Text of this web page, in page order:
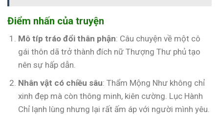
Điểm nhấn của truyện
Mô típ tráo đổi thân phận: Câu chuyện về một cô
gái thôn dã trở thành đích nữ Thượng Thư phủ tạo
nên sự hấp dẫn.
Nhân vật có chiều sâu: Thẩm Mộng Như không chỉ
xinh đẹp mà còn thông minh, kiên cường. Lục Hành
Chỉ lạnh lùng nhưng lại rất ấm áp với người mình yêu.